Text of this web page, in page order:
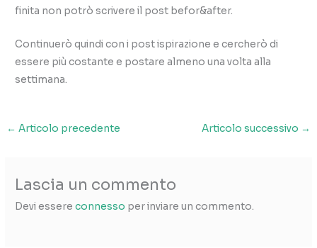
finita non potrò scrivere il post befor&after.
Continuerò quindi con i post ispirazione e cercherò di
essere più costante e postare almeno una volta alla
settimana.
← Articolo precedente Articolo successivo →
Lascia un commento
Devi essereconnesso per inviare un commento.